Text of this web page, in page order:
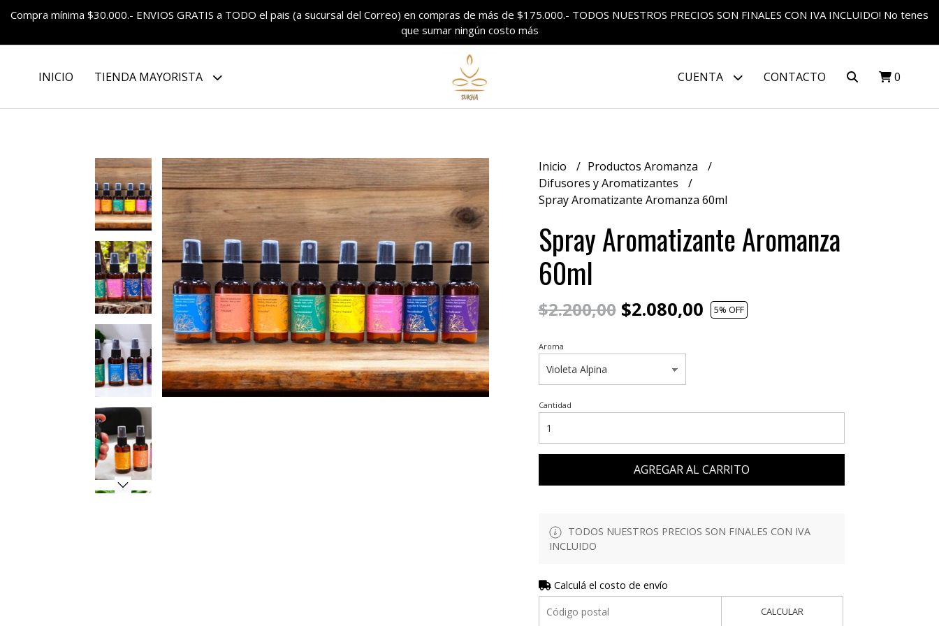
Compra mínima $30.000.- ENVIOS GRATIS a TODO el pais (a sucursal del Correo) en compras de más de $175.000.- TODOS NUESTROS PRECIOS SON FINALES CON IVA INCLUIDO! No tenes
que sumar ningún costo más
INICIO TIENDA MAYORISTA CUENTA CONTACTO 0
Inicio
Productos Aromanza
Difusores y Aromatizantes
Spray Aromatizante Aromanza 60ml
Spray Aromatizante Aromanza
60ml
$2.200,00$2.080,00 5% OFF
Aroma
Cantidad
AGREGAR AL CARRITO
TODOS NUESTROS PRECIOS SON FINALES CON IVA
INCLUIDO
Calculá el costo de envío
CALCULAR